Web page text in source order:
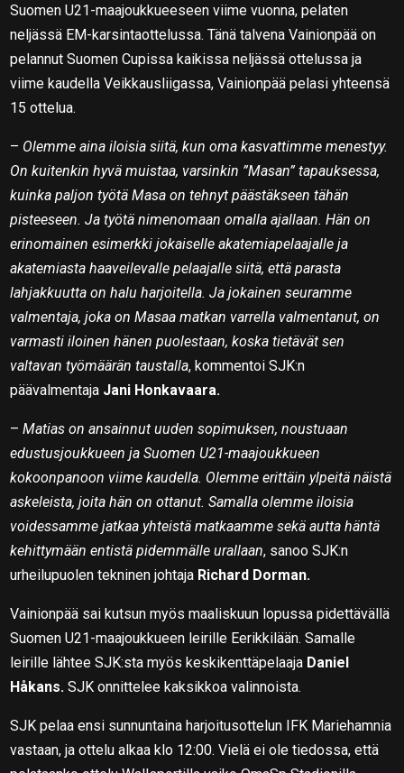
Suomen U21-maajoukkueeseen viime vuonna, pelaten
neljässä EM-karsintaottelussa. Tänä talvena Vainionpää on
pelannut Suomen Cupissa kaikissa neljässä ottelussa ja
viime kaudella Veikkausliigassa, Vainionpää pelasi yhteensä
15 ottelua.
– Olemme aina iloisia siitä, kun oma kasvattimme menestyy.
On kuitenkin hyvä muistaa, varsinkin ”Masan” tapauksessa,
kuinka paljon työtä Masa on tehnyt päästäkseen tähän
pisteeseen. Ja työtä nimenomaan omalla ajallaan. Hän on
erinomainen esimerkki jokaiselle akatemiapelaajalle ja
akatemiasta haaveilevalle pelaajalle siitä, että parasta
lahjakkuutta on halu harjoitella. Ja jokainen seuramme
valmentaja, joka on Masaa matkan varrella valmentanut, on
varmasti iloinen hänen puolestaan, koska tietävät sen
valtavan työmäärän taustalla, kommentoi SJK:n
päävalmentaja Jani Honkavaara.
–Matias on ansainnut uuden sopimuksen, noustuaan
edustusjoukkueen ja Suomen U21-maajoukkueen
kokoonpanoon viime kaudella. Olemme erittäin ylpeitä näistä
askeleista, joita hän on ottanut. Samalla olemme iloisia
voidessamme jatkaa yhteistä matkaamme sekä autta häntä
kehittymään entistä pidemmälle urallaan, sanoo SJK:n
urheilupuolen tekninen johtaja Richard Dorman.
Vainionpää sai kutsun myös maaliskuun lopussa pidettävällä
Suomen U21-maajoukkueen leirille Eerikkilään. Samalle
leirille lähtee SJK:sta myös keskikenttäpelaaja Daniel
Håkans. SJK onnittelee kaksikkoa valinnoista.
SJK pelaa ensi sunnuntaina harjoitusottelun IFK Mariehamnia
vastaan, ja ottelu alkaa klo 12:00. Vielä ei ole tiedossa, että